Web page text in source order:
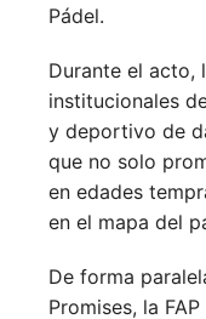
Pádel.
Durante el acto,
institucionales
y deportivo de
que no solo
en edades
en el mapa del
De forma
Promises, la